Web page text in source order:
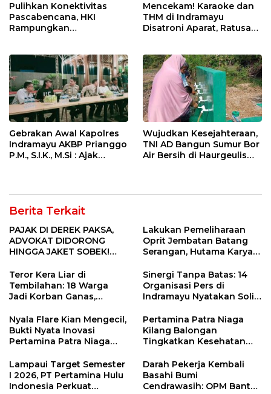
Pulihkan Konektivitas
Pascabencana, HKI
Rampungkan
Mencekam! Karaoke dan
THM di Indramayu
Disatroni Aparat, Ratusan
Gebrakan Awal Kapolres
Indramayu AKBP Prianggo
P.M., S.I.K., M.Si : Ajak
Wujudkan Kesejahteraan,
TNI AD Bangun Sumur Bor
Air Bersih di Haurgeulis
Berita Terkait
PAJAK DI DEREK PAKSA,
ADVOKAT DIDORONG
HINGGA JAKET SOBEK!
Ngamuk Kepung Polresta
Pekanbaru!
Lakukan Pemeliharaan
Oprit Jembatan Batang
Serangan, Hutama Karya
55 Tol Binjai–Langsa
Teror Kera Liar di
Tembilahan: 18 Warga
Jadi Korban Ganas,
12 Jahitan!
Sinergi Tanpa Batas: 14
Organisasi Pers di
Indramayu Nyatakan Solid
Nyala Flare Kian Mengecil,
Bukti Nyata Inovasi
Pertamina Patra Niaga
Net Zero Emission 2060
Pertamina Patra Niaga
Kilang Balongan
Tingkatkan Kesehatan
Pemeriksaan Kesehatan
Rutin dan Edukasi
Perawatan Gigi
Lampaui Target Semester
I 2026, PT Pertamina Hulu
Indonesia Perkuat
Darah Pekerja Kembali
Basahi Bumi
Cendrawasih: OPM Bantai